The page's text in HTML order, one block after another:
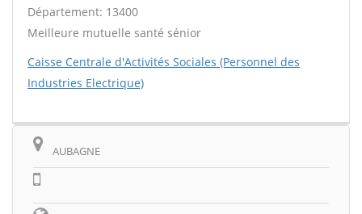
Département: 13400
Meilleure mutuelle santé sénior
Caisse Centrale d'Activités Sociales (Personnel des
Industries Electrique)
AUBAGNE